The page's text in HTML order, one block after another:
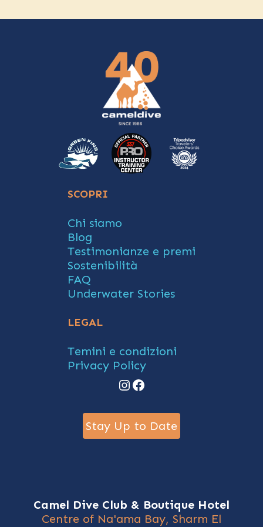
SCOPRI
Chi siamo
Blog
Testimonianze e premi
Sostenibilità
FAQ
Underwater Stories
LEGAL
Temini e condizioni
Privacy Policy
Instagram
Facebook
Stay Up to Date
Camel Dive Club & Boutique Hotel
Centre of Na'ama Bay, Sharm El